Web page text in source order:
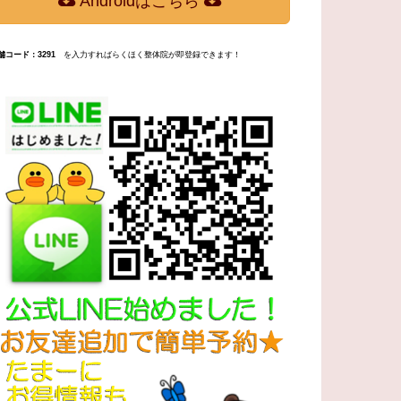
コード：3291 を入力すればらくほく整体院が即登録できます！